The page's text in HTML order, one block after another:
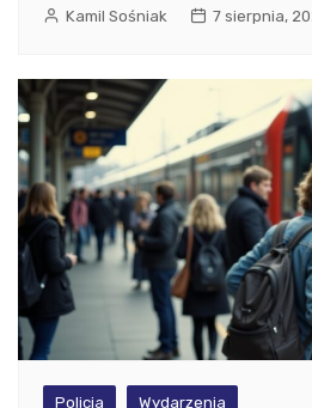
Kamil Sośniak 7 sierpnia,
Policja Wydarzenia